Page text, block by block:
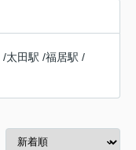
/太田駅 /福居駅 /